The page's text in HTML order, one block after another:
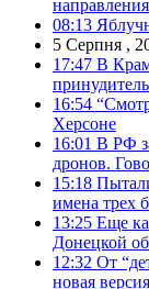
08:13
5 Серпня ,
17:47 В
16:54
Херсоне
16:01 В РФ
дронов.
15:18
имена трех
13:25 Еще
Донецкой
12:32 От
новая